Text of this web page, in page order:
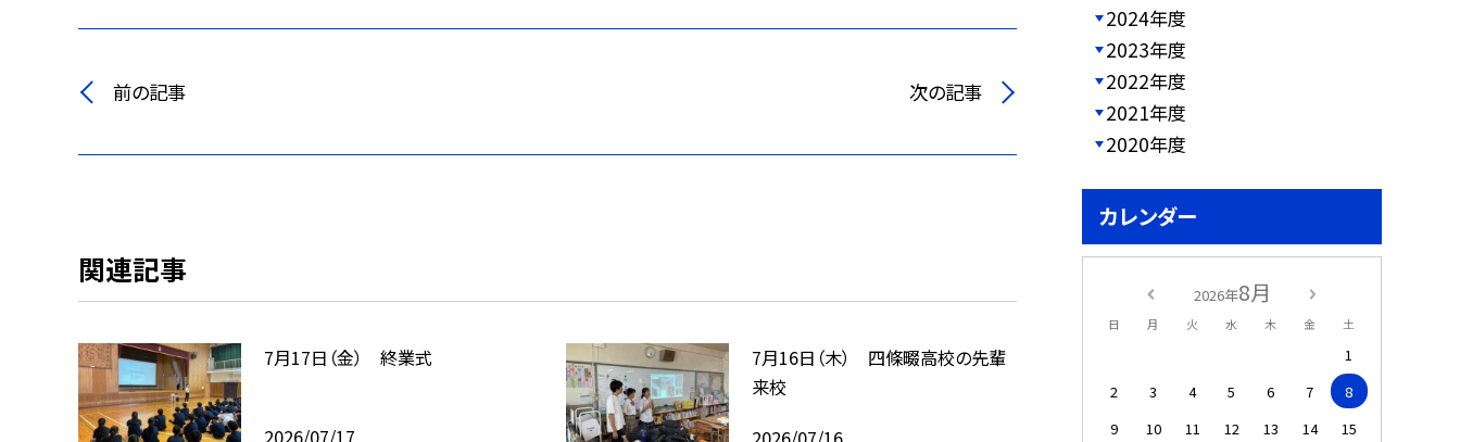
前の記事 次の記事
関連記事
7月17日（金） 終業式
7月16日（木） 四條畷高校の先輩
来校
2024年度
2023年度
2022年度
2021年度
2020年度
カレンダー
2026年8月
日 月 火 水 木 金 土
1
2
3 4 5 6 7
8
9
10 11 12 13 14
15